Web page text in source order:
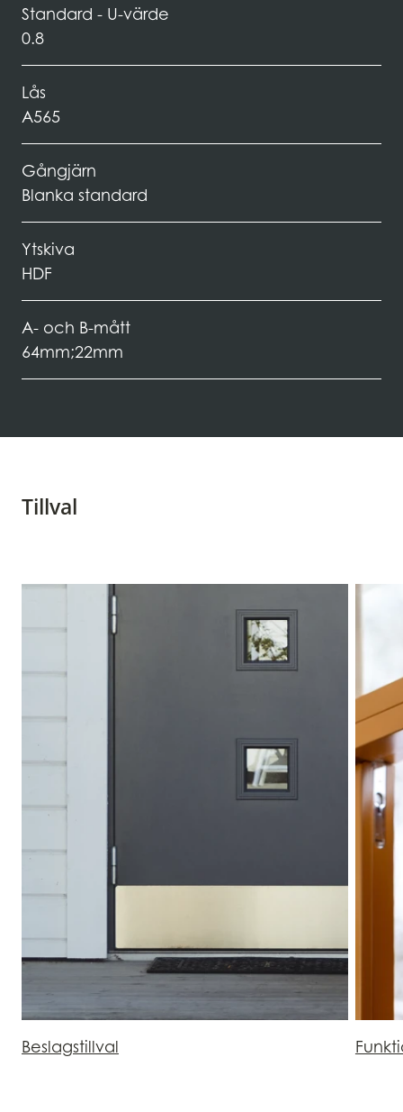
Standard - U-värde
0.8
Lås
A565
Gångjärn
Blanka standard
Ytskiva
HDF
A- och B-mått
64mm;22mm
Tillval
Beslagstillval